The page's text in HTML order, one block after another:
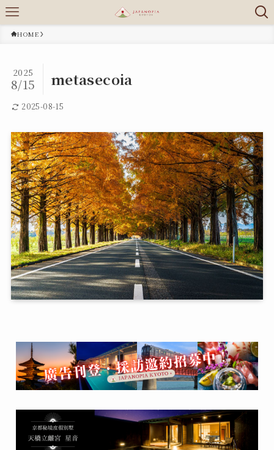
HOME
metasecoia
2025
8/15
2025-08-15